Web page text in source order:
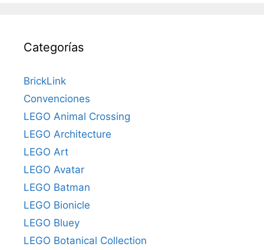
Categorías
BrickLink
Convenciones
LEGO Animal Crossing
LEGO Architecture
LEGO Art
LEGO Avatar
LEGO Batman
LEGO Bionicle
LEGO Bluey
LEGO Botanical Collection